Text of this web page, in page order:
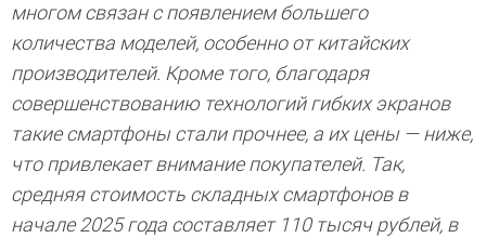
многом связан с появлением большего
количества моделей, особенно от китайских
производителей. Кроме того, благодаря
совершенствованию технологий гибких экранов
такие смартфоны стали прочнее, а их цены — ниже,
что привлекает внимание покупателей. Так,
средняя стоимость складных смартфонов в
начале 2025 года составляет 110 тысяч рублей, в